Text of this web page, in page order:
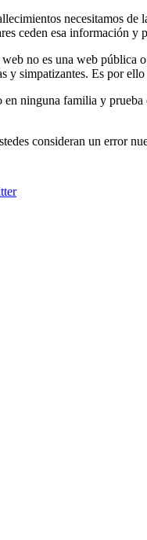
necesitamos
ceden esa información
no es una web pública
y simpatizantes. Es por
ninguna familia y
consideran un error